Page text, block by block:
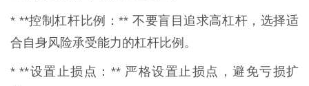
* **控制杠杆比例：** 不要盲目追求高杠杆，选择适
合自身风险承受能力的杠杆比例。
* **设置止损点：** 严格设置止损点，避免亏损扩